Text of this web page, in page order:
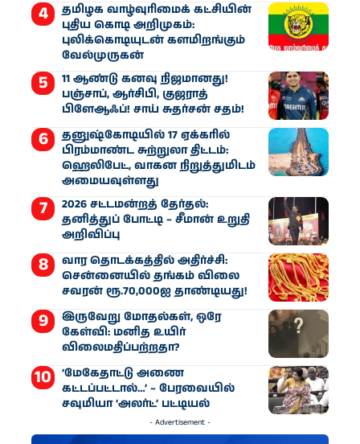
தமிழக வாழ்வுரிமைக் கட்சியின்
புதிய கொடி அறிமுகம்:
புலிக்கொடியுடன் களமிறங்கும்
வேல்முருகன்
11 ஆண்டு கனவு நிஜமானது!
பஞ்சாப், ஆர்சிபி, குஜராத்
பிளேஆஃப்! சாய் சுதர்சன் சதம்!
தனுஷ்கோடியில் 17 ஏக்கரில்
பிரம்மாண்ட சுற்றுலா திட்டம்:
ஹெலிபேட், வாகன நிறுத்துமிடம்
அமையவுள்ளது
2026 சட்டமன்றத் தேர்தல்:
தனித்துப் போட்டி – சீமான் உறுதி
அறிவிப்பு
வார தொடக்கத்தில் அதிர்ச்சி:
சென்னையில் தங்கம் விலை
சவரன் ரூ.70,000ஐ தாண்டியது!
இருவேறு மோதல்கள், ஒரே
கேள்வி: மனித உயிர்
விலைமதிப்பற்றதா?
‘மேகேதாட்டு அணை
கட்டப்பட்டால்…’ – பேரவையில்
சவுமியா ‘அலர்ட்’ பட்டியல்
- Advertisement -